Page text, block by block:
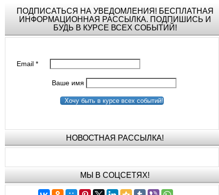
ПОДПИСАТЬСЯ НА УВЕДОМЛЕНИЯ! БЕСПЛАТНАЯ
ИНФОРМАЦИОННАЯ РАССЫЛКА. ПОДПИШИСЬ И
БУДЬ В КУРСЕ ВСЕХ СОБЫТИЙ!
Email*
Ваше имя
Хочу быть в курсе всех событий!
НОВОСТНАЯ РАССЫЛКА!
МЫ В СОЦСЕТЯХ!